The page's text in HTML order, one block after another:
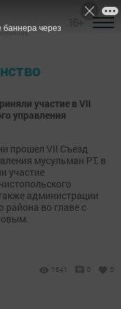
участие в VII
управления
прошел VII Съезд
мусульман РТ, в
участие
администрации
района во главе с
1641 0 0
баннера через